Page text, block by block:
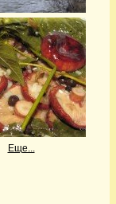
Еще...